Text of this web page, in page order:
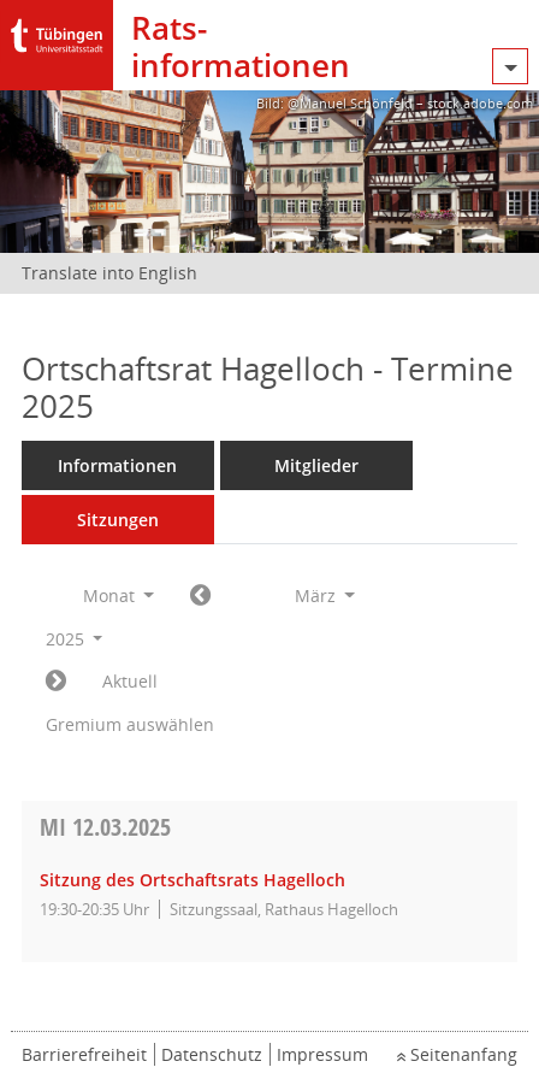
Rats­
informationen
Bild: @Manuel Schönfeld – stock.adobe.com
Translate into English
Ortschaftsrat Hagelloch - Termine
2025
Informationen Mitglieder
Sitzungen
Monat
März
2025
Aktuell
Gremium auswählen
MI 12.03.2025
Sitzung des Ortschaftsrats Hagelloch
19:30-20:35 Uhr Sitzungssaal, Rathaus Hagelloch
Barrierefreiheit Datenschutz Impressum Seitenanfang